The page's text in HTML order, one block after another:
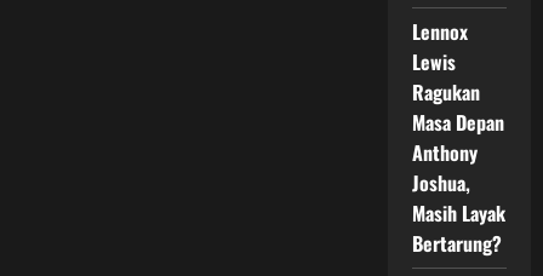
Lennox
Lewis
Ragukan
Masa Depan
Anthony
Joshua,
Masih Layak
Bertarung?